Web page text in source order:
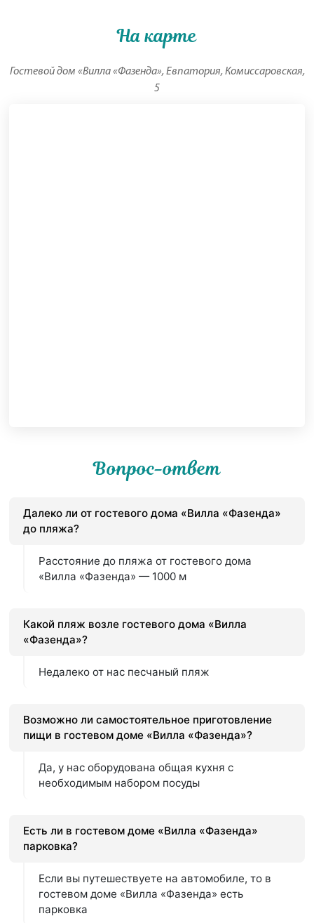
На карте
Гостевой дом «Вилла «Фазенда», Евпатория, Комиссаровская,
5
Вопрос-ответ
Далеко ли от гостевого дома «Вилла «Фазенда»
до пляжа?
Расстояние до пляжа от гостевого дома
«Вилла «Фазенда» — 1000 м
Какой пляж возле гостевого дома «Вилла
«Фазенда»?
Недалеко от нас песчаный пляж
Возможно ли самостоятельное приготовление
пищи в гостевом доме «Вилла «Фазенда»?
Да, у нас оборудована общая кухня с
необходимым набором посуды
Есть ли в гостевом доме «Вилла «Фазенда»
парковка?
Если вы путешествуете на автомобиле, то в
гостевом доме «Вилла «Фазенда» есть
парковка